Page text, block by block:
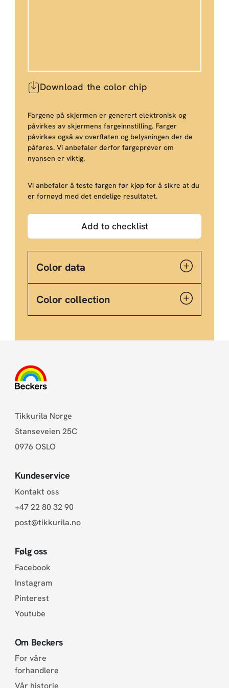
Download the color chip
Fargene på skjermen er generert elektronisk og
påvirkes av skjermens fargeinnstilling. Farger
påvirkes også av overflaten og belysningen der de
påføres. Vi anbefaler derfor fargeprøver om
nyansen er viktig.
Vi anbefaler å teste fargen før kjøp for å sikre at du
er fornøyd med det endelige resultatet.
Add to checklist
Color data
Color collection
Tikkurila Norge
Stanseveien 25C
0976 OSLO
Kundeservice
Kontakt oss
+47 22 80 32 90
post@tikkurila.no
Følg oss
Facebook
Instagram
Pinterest
Youtube
Om Beckers
For våre
forhandlere
Vår historie